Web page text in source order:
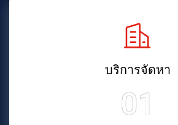
บริการจัดหา
01